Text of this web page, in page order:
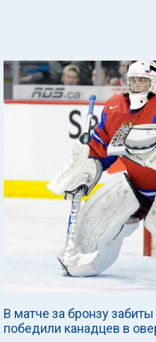
В матче за бронзу
победили канадцев в